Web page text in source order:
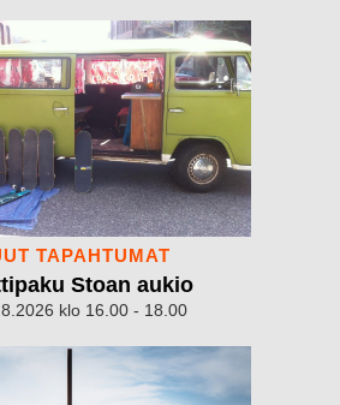
TAPAHTUMAT
Stoan aukio
klo 16.00 - 18.00